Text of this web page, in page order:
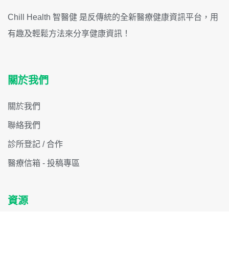
Chill Health 智醫健 是反傳統的全新醫療健康資訊平台，用
有趣及輕鬆方法來分享健康資訊！
關於我們
關於我們
聯絡我們
診所登記 / 合作
醫療信箱 - 投稿專區
資源